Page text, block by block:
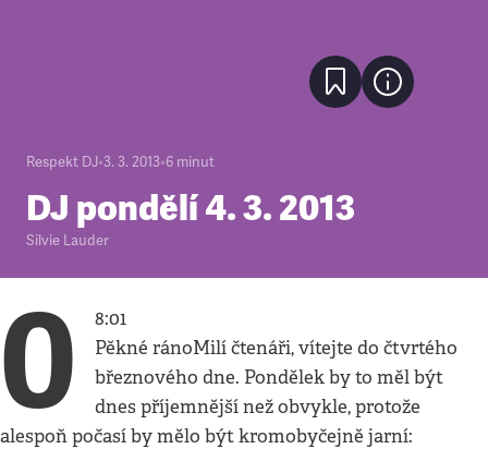
Respekt DJ•3. 3. 2013•6 minut
DJ pondělí 4. 3. 2013
Silvie Lauder
0
8:01
Pěkné ránoMilí čtenáři, vítejte do čtvrtého
březnového dne. Pondělek by to měl být
dnes příjemnější než obvykle, protože
alespoň počasí by mělo být kromobyčejně jarní: